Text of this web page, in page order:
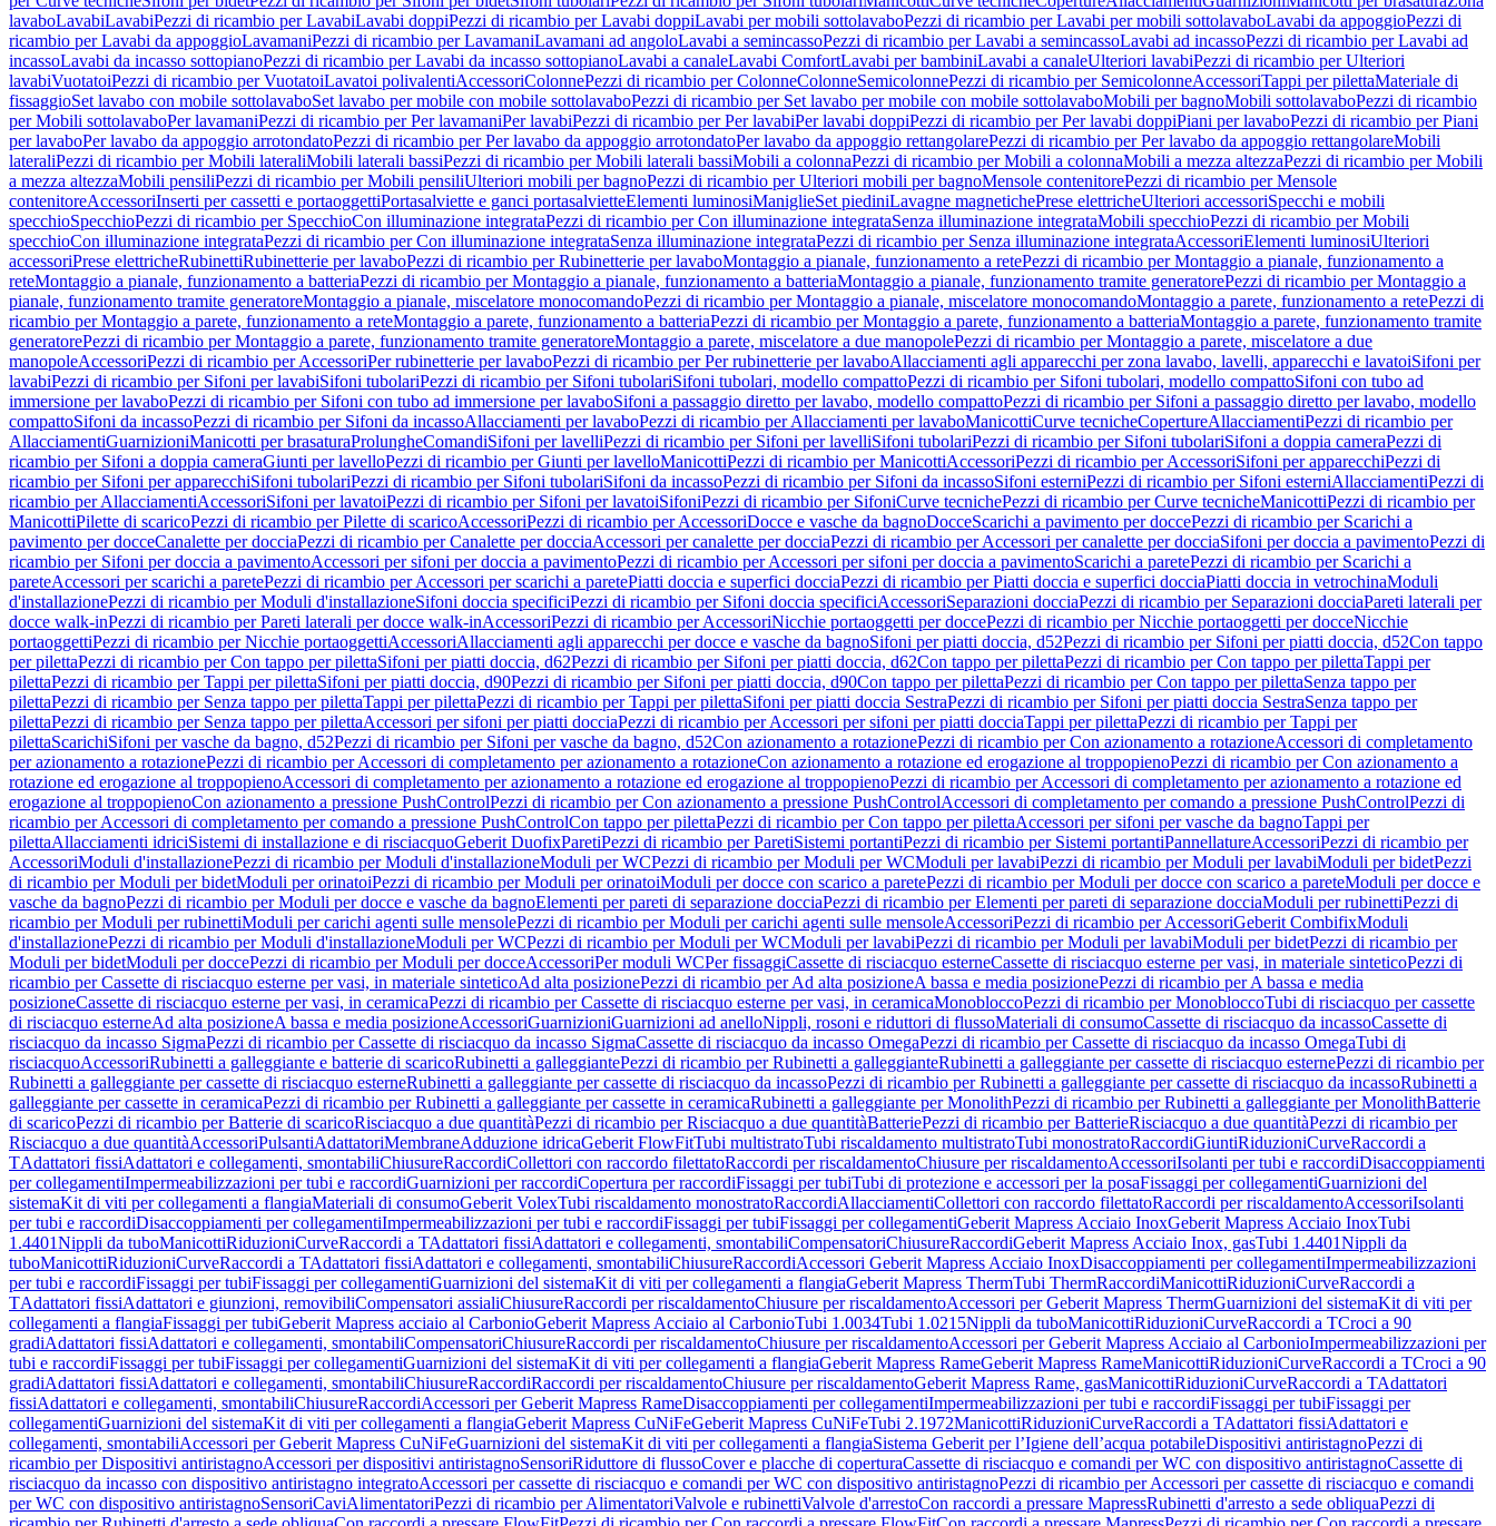
lavaboLavabiLavabiPezzi di ricambio per LavabiLavabi doppiPezzi di ricambio per Lavabi doppiLavabi per mobili sottolavaboPezzi di ricambio per Lavabi per mobili sottolavaboLavabi da appoggioPezzi di
ricambio per Lavabi da appoggioLavamaniPezzi di ricambio per LavamaniLavamani ad angoloLavabi a semincassoPezzi di ricambio per Lavabi a semincassoLavabi ad incassoPezzi di ricambio per Lavabi ad
incassoLavabi da incasso sottopianoPezzi di ricambio per Lavabi da incasso sottopianoLavabi a canaleLavabi ComfortLavabi per bambiniLavabi a canaleUlteriori lavabiPezzi di ricambio per Ulteriori
lavabiVuotatoiPezzi di ricambio per VuotatoiLavatoi polivalentiAccessoriColonnePezzi di ricambio per ColonneColonneSemicolonnePezzi di ricambio per SemicolonneAccessoriTappi per pilettaMateriale di
fissaggioSet lavabo con mobile sottolavaboSet lavabo per mobile con mobile sottolavaboPezzi di ricambio per Set lavabo per mobile con mobile sottolavaboMobili per bagnoMobili sottolavaboPezzi di ricambio
per Mobili sottolavaboPer lavamaniPezzi di ricambio per Per lavamaniPer lavabiPezzi di ricambio per Per lavabiPer lavabi doppiPezzi di ricambio per Per lavabi doppiPiani per lavaboPezzi di ricambio per Piani
per lavaboPer lavabo da appoggio arrotondatoPezzi di ricambio per Per lavabo da appoggio arrotondatoPer lavabo da appoggio rettangolarePezzi di ricambio per Per lavabo da appoggio rettangolareMobili
lateraliPezzi di ricambio per Mobili lateraliMobili laterali bassiPezzi di ricambio per Mobili laterali bassiMobili a colonnaPezzi di ricambio per Mobili a colonnaMobili a mezza altezzaPezzi di ricambio per Mobili
a mezza altezzaMobili pensiliPezzi di ricambio per Mobili pensiliUlteriori mobili per bagnoPezzi di ricambio per Ulteriori mobili per bagnoMensole contenitorePezzi di ricambio per Mensole
contenitoreAccessoriInserti per cassetti e portaoggettiPortasalviette e ganci portasalvietteElementi luminosiManiglieSet piediniLavagne magnetichePrese elettricheUlteriori accessoriSpecchi e mobili
specchioSpecchioPezzi di ricambio per SpecchioCon illuminazione integrataPezzi di ricambio per Con illuminazione integrataSenza illuminazione integrataMobili specchioPezzi di ricambio per Mobili
specchioCon illuminazione integrataPezzi di ricambio per Con illuminazione integrataSenza illuminazione integrataPezzi di ricambio per Senza illuminazione integrataAccessoriElementi luminosiUlteriori
accessoriPrese elettricheRubinettiRubinetterie per lavaboPezzi di ricambio per Rubinetterie per lavaboMontaggio a pianale, funzionamento a retePezzi di ricambio per Montaggio a pianale, funzionamento a
reteMontaggio a pianale, funzionamento a batteriaPezzi di ricambio per Montaggio a pianale, funzionamento a batteriaMontaggio a pianale, funzionamento tramite generatorePezzi di ricambio per Montaggio a
pianale, funzionamento tramite generatoreMontaggio a pianale, miscelatore monocomandoPezzi di ricambio per Montaggio a pianale, miscelatore monocomandoMontaggio a parete, funzionamento a retePezzi di
ricambio per Montaggio a parete, funzionamento a reteMontaggio a parete, funzionamento a batteriaPezzi di ricambio per Montaggio a parete, funzionamento a batteriaMontaggio a parete, funzionamento tramite
generatorePezzi di ricambio per Montaggio a parete, funzionamento tramite generatoreMontaggio a parete, miscelatore a due manopolePezzi di ricambio per Montaggio a parete, miscelatore a due
manopoleAccessoriPezzi di ricambio per AccessoriPer rubinetterie per lavaboPezzi di ricambio per Per rubinetterie per lavaboAllacciamenti agli apparecchi per zona lavabo, lavelli, apparecchi e lavatoiSifoni per
lavabiPezzi di ricambio per Sifoni per lavabiSifoni tubolariPezzi di ricambio per Sifoni tubolariSifoni tubolari, modello compattoPezzi di ricambio per Sifoni tubolari, modello compattoSifoni con tubo ad
immersione per lavaboPezzi di ricambio per Sifoni con tubo ad immersione per lavaboSifoni a passaggio diretto per lavabo, modello compattoPezzi di ricambio per Sifoni a passaggio diretto per lavabo, modello
compattoSifoni da incassoPezzi di ricambio per Sifoni da incassoAllacciamenti per lavaboPezzi di ricambio per Allacciamenti per lavaboManicottiCurve tecnicheCopertureAllacciamentiPezzi di ricambio per
AllacciamentiGuarnizioniManicotti per brasaturaProlungheComandiSifoni per lavelliPezzi di ricambio per Sifoni per lavelliSifoni tubolariPezzi di ricambio per Sifoni tubolariSifoni a doppia cameraPezzi di
ricambio per Sifoni a doppia cameraGiunti per lavelloPezzi di ricambio per Giunti per lavelloManicottiPezzi di ricambio per ManicottiAccessoriPezzi di ricambio per AccessoriSifoni per apparecchiPezzi di
ricambio per Sifoni per apparecchiSifoni tubolariPezzi di ricambio per Sifoni tubolariSifoni da incassoPezzi di ricambio per Sifoni da incassoSifoni esterniPezzi di ricambio per Sifoni esterniAllacciamentiPezzi di
ricambio per AllacciamentiAccessoriSifoni per lavatoiPezzi di ricambio per Sifoni per lavatoiSifoniPezzi di ricambio per SifoniCurve tecnichePezzi di ricambio per Curve tecnicheManicottiPezzi di ricambio per
ManicottiPilette di scaricoPezzi di ricambio per Pilette di scaricoAccessoriPezzi di ricambio per AccessoriDocce e vasche da bagnoDocceScarichi a pavimento per doccePezzi di ricambio per Scarichi a
pavimento per docceCanalette per docciaPezzi di ricambio per Canalette per docciaAccessori per canalette per docciaPezzi di ricambio per Accessori per canalette per docciaSifoni per doccia a pavimentoPezzi di
ricambio per Sifoni per doccia a pavimentoAccessori per sifoni per doccia a pavimentoPezzi di ricambio per Accessori per sifoni per doccia a pavimentoScarichi a paretePezzi di ricambio per Scarichi a
pareteAccessori per scarichi a paretePezzi di ricambio per Accessori per scarichi a paretePiatti doccia e superfici docciaPezzi di ricambio per Piatti doccia e superfici docciaPiatti doccia in vetrochinaModuli
d'installazionePezzi di ricambio per Moduli d'installazioneSifoni doccia specificiPezzi di ricambio per Sifoni doccia specificiAccessoriSeparazioni docciaPezzi di ricambio per Separazioni docciaPareti laterali per
docce walk-inPezzi di ricambio per Pareti laterali per docce walk-inAccessoriPezzi di ricambio per AccessoriNicchie portaoggetti per doccePezzi di ricambio per Nicchie portaoggetti per docceNicchie
portaoggettiPezzi di ricambio per Nicchie portaoggettiAccessoriAllacciamenti agli apparecchi per docce e vasche da bagnoSifoni per piatti doccia, d52Pezzi di ricambio per Sifoni per piatti doccia, d52Con tappo
per pilettaPezzi di ricambio per Con tappo per pilettaSifoni per piatti doccia, d62Pezzi di ricambio per Sifoni per piatti doccia, d62Con tappo per pilettaPezzi di ricambio per Con tappo per pilettaTappi per
pilettaPezzi di ricambio per Tappi per pilettaSifoni per piatti doccia, d90Pezzi di ricambio per Sifoni per piatti doccia, d90Con tappo per pilettaPezzi di ricambio per Con tappo per pilettaSenza tappo per
pilettaPezzi di ricambio per Senza tappo per pilettaTappi per pilettaPezzi di ricambio per Tappi per pilettaSifoni per piatti doccia SestraPezzi di ricambio per Sifoni per piatti doccia SestraSenza tappo per
pilettaPezzi di ricambio per Senza tappo per pilettaAccessori per sifoni per piatti docciaPezzi di ricambio per Accessori per sifoni per piatti docciaTappi per pilettaPezzi di ricambio per Tappi per
pilettaScarichiSifoni per vasche da bagno, d52Pezzi di ricambio per Sifoni per vasche da bagno, d52Con azionamento a rotazionePezzi di ricambio per Con azionamento a rotazioneAccessori di completamento
per azionamento a rotazionePezzi di ricambio per Accessori di completamento per azionamento a rotazioneCon azionamento a rotazione ed erogazione al troppopienoPezzi di ricambio per Con azionamento a
rotazione ed erogazione al troppopienoAccessori di completamento per azionamento a rotazione ed erogazione al troppopienoPezzi di ricambio per Accessori di completamento per azionamento a rotazione ed
erogazione al troppopienoCon azionamento a pressione PushControlPezzi di ricambio per Con azionamento a pressione PushControlAccessori di completamento per comando a pressione PushControlPezzi di
ricambio per Accessori di completamento per comando a pressione PushControlCon tappo per pilettaPezzi di ricambio per Con tappo per pilettaAccessori per sifoni per vasche da bagnoTappi per
pilettaAllacciamenti idriciSistemi di installazione e di risciacquoGeberit DuofixParetiPezzi di ricambio per ParetiSistemi portantiPezzi di ricambio per Sistemi portantiPannellatureAccessoriPezzi di ricambio per
AccessoriModuli d'installazionePezzi di ricambio per Moduli d'installazioneModuli per WCPezzi di ricambio per Moduli per WCModuli per lavabiPezzi di ricambio per Moduli per lavabiModuli per bidetPezzi
di ricambio per Moduli per bidetModuli per orinatoiPezzi di ricambio per Moduli per orinatoiModuli per docce con scarico a paretePezzi di ricambio per Moduli per docce con scarico a pareteModuli per docce e
vasche da bagnoPezzi di ricambio per Moduli per docce e vasche da bagnoElementi per pareti di separazione docciaPezzi di ricambio per Elementi per pareti di separazione docciaModuli per rubinettiPezzi di
ricambio per Moduli per rubinettiModuli per carichi agenti sulle mensolePezzi di ricambio per Moduli per carichi agenti sulle mensoleAccessoriPezzi di ricambio per AccessoriGeberit CombifixModuli
d'installazionePezzi di ricambio per Moduli d'installazioneModuli per WCPezzi di ricambio per Moduli per WCModuli per lavabiPezzi di ricambio per Moduli per lavabiModuli per bidetPezzi di ricambio per
Moduli per bidetModuli per doccePezzi di ricambio per Moduli per docceAccessoriPer moduli WCPer fissaggiCassette di risciacquo esterneCassette di risciacquo esterne per vasi, in materiale sinteticoPezzi di
ricambio per Cassette di risciacquo esterne per vasi, in materiale sinteticoAd alta posizionePezzi di ricambio per Ad alta posizioneA bassa e media posizionePezzi di ricambio per A bassa e media
posizioneCassette di risciacquo esterne per vasi, in ceramicaPezzi di ricambio per Cassette di risciacquo esterne per vasi, in ceramicaMonobloccoPezzi di ricambio per MonobloccoTubi di risciacquo per cassette
di risciacquo esterneAd alta posizioneA bassa e media posizioneAccessoriGuarnizioniGuarnizioni ad anelloNippli, rosoni e riduttori di flussoMateriali di consumoCassette di risciacquo da incassoCassette di
risciacquo da incasso SigmaPezzi di ricambio per Cassette di risciacquo da incasso SigmaCassette di risciacquo da incasso OmegaPezzi di ricambio per Cassette di risciacquo da incasso OmegaTubi di
risciacquoAccessoriRubinetti a galleggiante e batterie di scaricoRubinetti a galleggiantePezzi di ricambio per Rubinetti a galleggianteRubinetti a galleggiante per cassette di risciacquo esternePezzi di ricambio per
Rubinetti a galleggiante per cassette di risciacquo esterneRubinetti a galleggiante per cassette di risciacquo da incassoPezzi di ricambio per Rubinetti a galleggiante per cassette di risciacquo da incassoRubinetti a
galleggiante per cassette in ceramicaPezzi di ricambio per Rubinetti a galleggiante per cassette in ceramicaRubinetti a galleggiante per MonolithPezzi di ricambio per Rubinetti a galleggiante per MonolithBatterie
di scaricoPezzi di ricambio per Batterie di scaricoRisciacquo a due quantitàPezzi di ricambio per Risciacquo a due quantitàBatteriePezzi di ricambio per BatterieRisciacquo a due quantitàPezzi di ricambio per
Risciacquo a due quantitàAccessoriPulsantiAdattatoriMembraneAdduzione idricaGeberit FlowFitTubi multistratoTubi riscaldamento multistratoTubi monostratoRaccordiGiuntiRiduzioniCurveRaccordi a
TAdattatori fissiAdattatori e collegamenti, smontabiliChiusureRaccordiCollettori con raccordo filettatoRaccordi per riscaldamentoChiusure per riscaldamentoAccessoriIsolanti per tubi e raccordiDisaccoppiamenti
per collegamentiImpermeabilizzazioni per tubi e raccordiGuarnizioni per raccordiCopertura per raccordiFissaggi per tubiTubi di protezione e accessori per la posaFissaggi per collegamentiGuarnizioni del
sistemaKit di viti per collegamenti a flangiaMateriali di consumoGeberit VolexTubi riscaldamento monostratoRaccordiAllacciamentiCollettori con raccordo filettatoRaccordi per riscaldamentoAccessoriIsolanti
per tubi e raccordiDisaccoppiamenti per collegamentiImpermeabilizzazioni per tubi e raccordiFissaggi per tubiFissaggi per collegamentiGeberit Mapress Acciaio InoxGeberit Mapress Acciaio InoxTubi
1.4401Nippli da tuboManicottiRiduzioniCurveRaccordi a TAdattatori fissiAdattatori e collegamenti, smontabiliCompensatoriChiusureRaccordiGeberit Mapress Acciaio Inox, gasTubi 1.4401Nippli da
tuboManicottiRiduzioniCurveRaccordi a TAdattatori fissiAdattatori e collegamenti, smontabiliChiusureRaccordiAccessori Geberit Mapress Acciaio InoxDisaccoppiamenti per collegamentiImpermeabilizzazioni
per tubi e raccordiFissaggi per tubiFissaggi per collegamentiGuarnizioni del sistemaKit di viti per collegamenti a flangiaGeberit Mapress ThermTubi ThermRaccordiManicottiRiduzioniCurveRaccordi a
TAdattatori fissiAdattatori e giunzioni, removibiliCompensatori assialiChiusureRaccordi per riscaldamentoChiusure per riscaldamentoAccessori per Geberit Mapress ThermGuarnizioni del sistemaKit di viti per
collegamenti a flangiaFissaggi per tubiGeberit Mapress acciaio al CarbonioGeberit Mapress Acciaio al CarbonioTubi 1.0034Tubi 1.0215Nippli da tuboManicottiRiduzioniCurveRaccordi a TCroci a 90
gradiAdattatori fissiAdattatori e collegamenti, smontabiliCompensatoriChiusureRaccordi per riscaldamentoChiusure per riscaldamentoAccessori per Geberit Mapress Acciaio al CarbonioImpermeabilizzazioni per
tubi e raccordiFissaggi per tubiFissaggi per collegamentiGuarnizioni del sistemaKit di viti per collegamenti a flangiaGeberit Mapress RameGeberit Mapress RameManicottiRiduzioniCurveRaccordi a TCroci a 90
gradiAdattatori fissiAdattatori e collegamenti, smontabiliChiusureRaccordiRaccordi per riscaldamentoChiusure per riscaldamentoGeberit Mapress Rame, gasManicottiRiduzioniCurveRaccordi a TAdattatori
fissiAdattatori e collegamenti, smontabiliChiusureRaccordiAccessori per Geberit Mapress RameDisaccoppiamenti per collegamentiImpermeabilizzazioni per tubi e raccordiFissaggi per tubiFissaggi per
collegamentiGuarnizioni del sistemaKit di viti per collegamenti a flangiaGeberit Mapress CuNiFeGeberit Mapress CuNiFeTubi 2.1972ManicottiRiduzioniCurveRaccordi a TAdattatori fissiAdattatori e
collegamenti, smontabiliAccessori per Geberit Mapress CuNiFeGuarnizioni del sistemaKit di viti per collegamenti a flangiaSistema Geberit per l’Igiene dell’acqua potabileDispositivi antiristagnoPezzi di
ricambio per Dispositivi antiristagnoAccessori per dispositivi antiristagnoSensoriRiduttore di flussoCover e placche di coperturaCassette di risciacquo e comandi per WC con dispositivo antiristagnoCassette di
risciacquo da incasso con dispositivo antiristagno integratoAccessori per cassette di risciacquo e comandi per WC con dispositivo antiristagnoPezzi di ricambio per Accessori per cassette di risciacquo e comandi
per WC con dispositivo antiristagnoSensoriCaviAlimentatoriPezzi di ricambio per AlimentatoriValvole e rubinettiValvole d'arrestoCon raccordi a pressare MapressRubinetti d'arresto a sede obliquaPezzi di